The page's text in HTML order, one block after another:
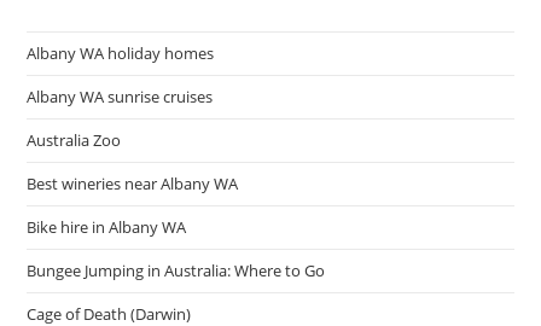
Albany WA holiday homes
Albany WA sunrise cruises
Australia Zoo
Best wineries near Albany WA
Bike hire in Albany WA
Bungee Jumping in Australia: Where to Go
Cage of Death (Darwin)